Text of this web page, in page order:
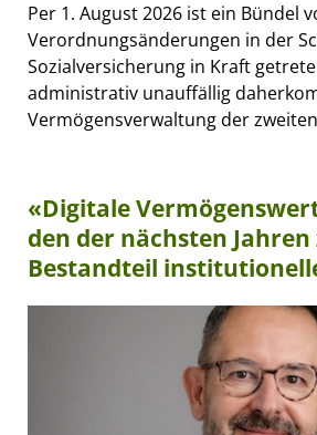
Per 1. August 2026 ist ein Bündel
Verordnungsänderungen in der
Sozialversicherung in Kraft
administrativ unauffällig
Vermögensverwaltung der
«Digitale
den der nächsten
Bestandteil